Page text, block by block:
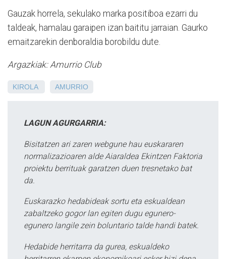
Gauzak horrela, sekulako marka positiboa ezarri du
taldeak, hamalau garaipen izan baititu jarraian. Gaurko
emaitzarekin denboraldia borobildu dute.
Argazkiak: Amurrio Club
KIROLA AMURRIO
LAGUN AGURGARRIA:
Bisitatzen ari zaren webgune hau euskararen
normalizazioaren alde Aiaraldea Ekintzen Faktoria
proiektu berrituak garatzen duen tresnetako bat
da.
Euskarazko hedabideak sortu eta eskualdean
zabaltzeko gogor lan egiten dugu egunero-
egunero langile zein boluntario talde handi batek.
Hedabide herritarra da gurea, eskualdeko